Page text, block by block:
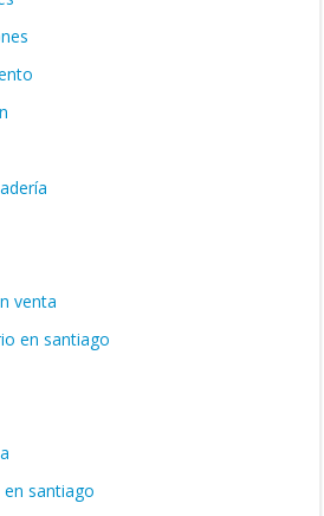
venta
en santiago
santiago